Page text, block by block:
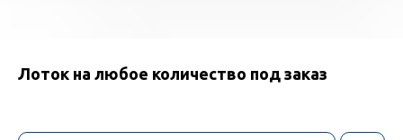
Лоток на любое количество под заказ